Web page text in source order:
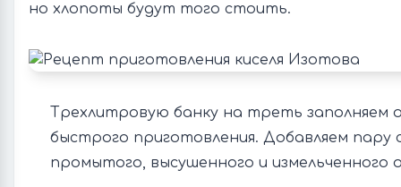
но хлопоты будут того стоить.
Трехлитровую банку на треть заполняем
быстрого приготовления. Добавляем пару
промытого, высушенного и измельченного